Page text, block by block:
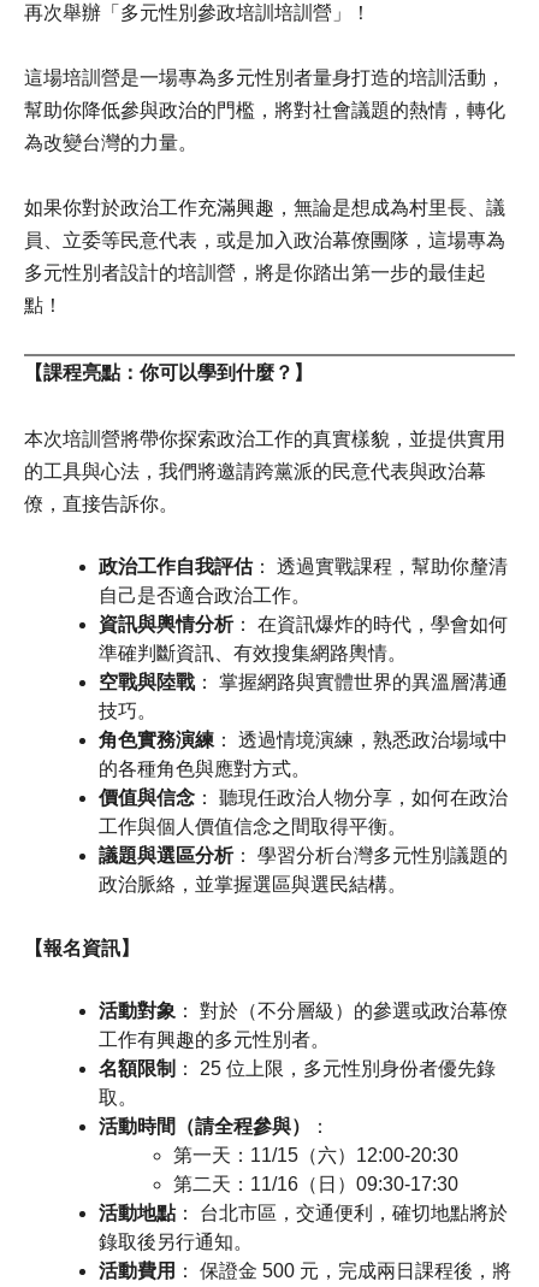
再次舉辦「多元性別參政培訓培訓營」！
這場培訓營是一場專為多元性別者量身打造的培訓活動，
幫助你降低參與政治的門檻，將對社會議題的熱情，轉化
為改變台灣的力量。
如果你對於政治工作充滿興趣，無論是想成為村里長、議
員、立委等民意代表，或是加入政治幕僚團隊，這場專為
多元性別者設計的培訓營，將是你踏出第一步的最佳起
點！
【課程亮點：你可以學到什麼？】
本次培訓營將帶你探索政治工作的真實樣貌，並提供實用
的工具與心法，我們將邀請跨黨派的民意代表與政治幕
僚，直接告訴你。
政治工作自我評估： 透過實戰課程，幫助你釐清
自己是否適合政治工作。
資訊與輿情分析： 在資訊爆炸的時代，學會如何
準確判斷資訊、有效搜集網路輿情。
空戰與陸戰 ： 掌握網路與實體世界的異溫層溝通
技巧。
角色實務演練 ： 透過情境演練，熟悉政治場域中
的各種角色與應對方式。
價值與信念 ： 聽現任政治人物分享，如何在政治
工作與個人價值信念之間取得平衡。
議題與選區分析： 學習分析台灣多元性別議題的
政治脈絡，並掌握選區與選民結構。
【報名資訊】
活動對象 ： 對於（不分層級）的參選或政治幕僚
工作有興趣的多元性別者。
名額限制 ： 25 位上限，多元性別身份者優先錄
取。
活動時間（請全程參與）
：
第一天：11/15（六）12:00-20:30
第二天：11/16（日）09:30-17:30
活動地點： 台北市區，交通便利，確切地點將於
錄取後另行通知。
活動費用 ： 保證金 500 元，完成兩日課程後，將